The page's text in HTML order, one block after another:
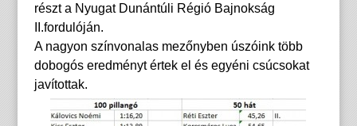
részt a Nyugat Dunántúli Régió Bajnokság
II.fordulóján.
A nagyon színvonalas mezőnyben úszóink több
dobogós eredményt értek el és egyéni csúcsokat
javítottak.